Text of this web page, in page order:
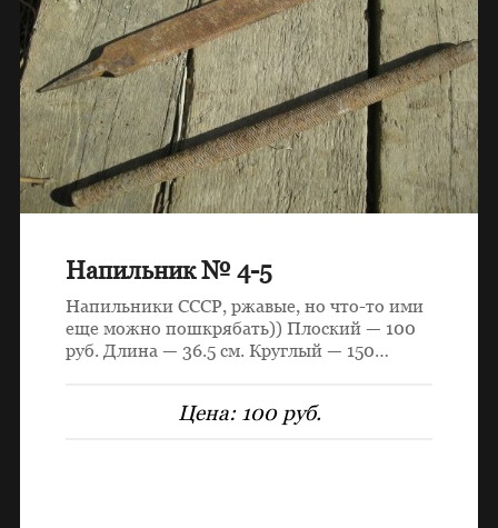
Напильник № 4-5
Напильники СССР, ржавые, но что-то ими
еще можно пошкрябать)) Плоский — 100
руб. Длина — 36.5 см. Круглый — 150…
Цена: 100 руб.